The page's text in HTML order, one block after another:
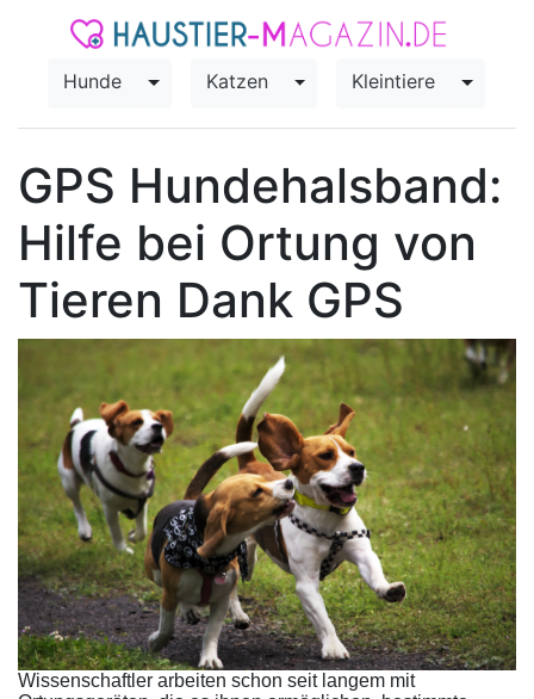
Hunde Toggle Dropdown
Katzen Toggle Dropdown
Kleintiere Toggle
GPS Hundehalsband:
Hilfe bei Ortung von
Tieren Dank GPS
Wissenschaftler arbeiten schon seit langem mit